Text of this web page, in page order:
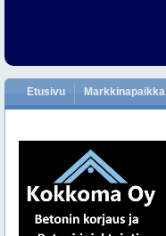
Etusivu Markkinapaikka